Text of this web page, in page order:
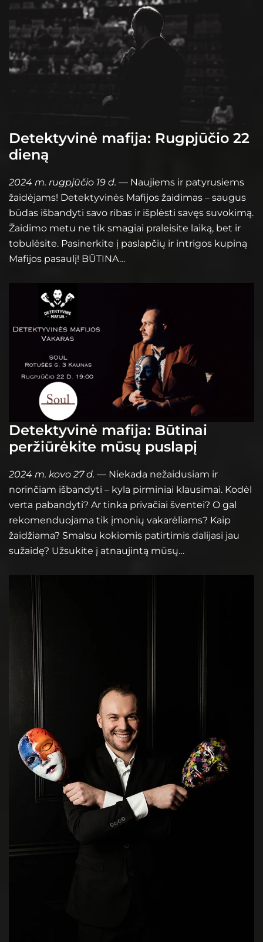
Detektyvinė mafija: Rugpjūčio 22
dieną
2024 m. rugpjūčio 19 d. — Naujiems ir patyrusiems
žaidėjams! Detektyvinės Mafijos žaidimas – saugus
būdas išbandyti savo ribas ir išplėsti savęs suvokimą.
Žaidimo metu ne tik smagiai praleisite laiką, bet ir
tobulėsite. Pasinerkite į paslapčių ir intrigos kupiną
Mafijos pasaulį! BŪTINA…
Detektyvinė mafija: Būtinai
peržiūrėkite mūsų puslapį
2024 m. kovo 27 d. — Niekada nežaidusiam ir
norinčiam išbandyti – kyla pirminiai klausimai. Kodėl
verta pabandyti? Ar tinka privačiai šventei? O gal
rekomenduojama tik įmonių vakarėliams? Kaip
žaidžiama? Smalsu kokiomis patirtimis dalijasi jau
sužaidę? Užsukite į atnaujintą mūsų…